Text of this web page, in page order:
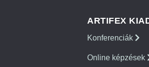
ARTIFEX
Konferenciák
Online képzések